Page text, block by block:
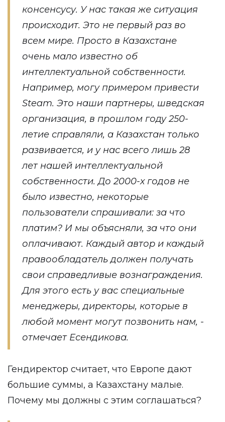
консенсусу. У нас такая же ситуация
происходит. Это не первый раз во
всем мире. Просто в Казахстане
очень мало известно об
интеллектуальной собственности.
Например, могу примером привести
Steam. Это наши партнеры, шведская
организация, в прошлом году 250-
летие справляли, а Казахстан только
развивается, и у нас всего лишь 28
лет нашей интеллектуальной
собственности. До 2000-х годов не
было известно, некоторые
пользователи спрашивали: за что
платим? И мы объясняли, за что они
оплачивают. Каждый автор и каждый
правообладатель должен получать
свои справедливые вознаграждения.
Для этого есть у вас специальные
менеджеры, директоры, которые в
любой момент могут позвонить нам, -
отмечает Есендикова.
Гендиректор считает, что Европе дают
большие суммы, а Казахстану малые.
Почему мы должны с этим соглашаться?